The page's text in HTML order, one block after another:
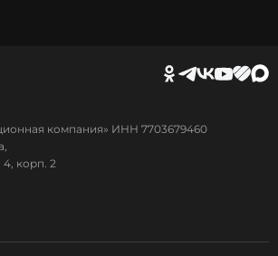
компания» ИНН 7703679460
4, корп. 2